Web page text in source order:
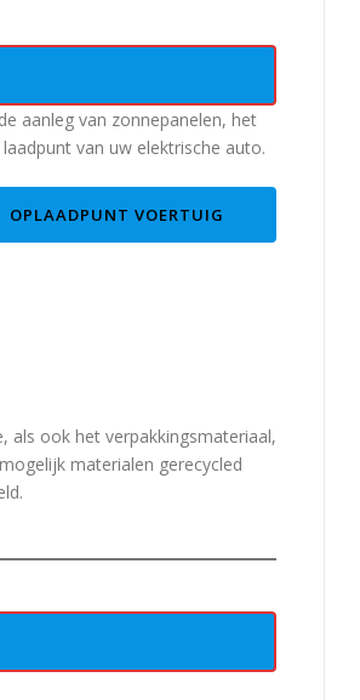
aanleg van zonnepanelen, het
van uw elektrische auto.
OPLAADPUNT VOERTUIG
als ook het verpakkingsmateriaal,
materialen gerecycled